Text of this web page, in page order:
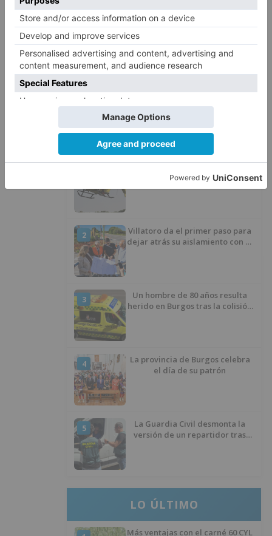
anuales respecto al coste de los tratamientos
actuales en el conjunto de la Unión Europea.
UBU acoge reunión lanzamiento
proyecto
europeo
fibrosis quística
LO + VISTO
avisar otro conductor que se
había caído de la bicicleta
2
Villatoro da el primer paso para
dejar atrás su aislamiento con el
3
Un hombre de 80 años resulta
herido en Burgos tras la colisión
4
La provincia de Burgos celebra
el día de su patrón
5
La Guardia Civil desmonta la
versión de un repartidor tras
LO ÚLTIMO
Más ventajas con el carné 60 CYL